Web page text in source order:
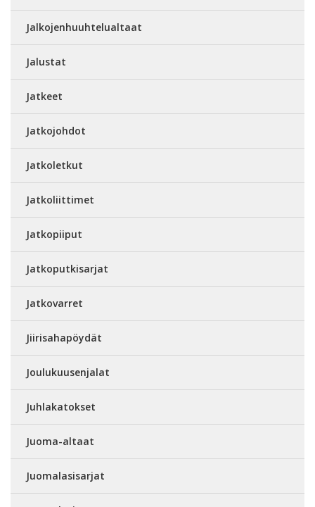
Jalkojenhuuhtelualtaat
Jalustat
Jatkeet
Jatkojohdot
Jatkoletkut
Jatkoliittimet
Jatkopiiput
Jatkoputkisarjat
Jatkovarret
Jiirisahapöydät
Joulukuusenjalat
Juhlakatokset
Juoma-altaat
Juomalasisarjat